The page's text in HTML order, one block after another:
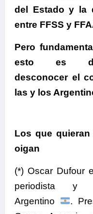
del Estado y la
entre FFSS y
Pero
esto es
desconocer el
las y los
Los que
oigan
(*) Oscar Dufour
periodista y
Argentino
.